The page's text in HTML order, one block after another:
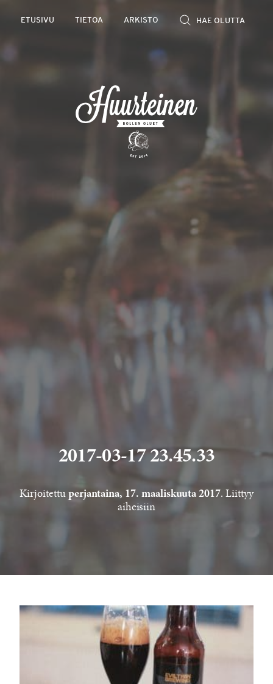
ETUSIVU TIETOA ARKISTO
2017-03-17 23.45.33
Kirjoitettu perjantaina, 17. maaliskuuta 2017. Liittyy
aiheisiin